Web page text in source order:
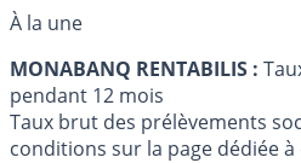
À la une
MONABANQ RENTABILIS :
pendant 12 mois
Taux brut des prélèvements
conditions sur la page dédiée